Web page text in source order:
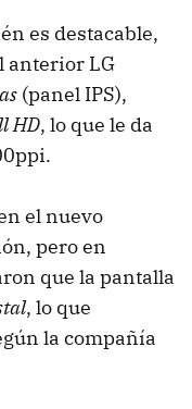
es destacable,
anterior LG
(panel IPS),
HD, lo que le da
el nuevo
pero en
que la pantalla
, lo que
la compañía